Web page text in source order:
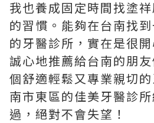
我也養成固定時間找塗
的習慣。能夠在台南找
的牙醫診所，實在是很
誠心地推薦給台南的朋
個舒適輕鬆又專業親切
南市東區的佳美牙醫診
過，絕對不會失望！